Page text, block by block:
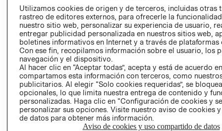
PETICIONES
QUEJAS Y
RECLAMOS
Colombia ($)
CAMBIAR REGIÓN
Utilizamos cookies de origen y de terceros, incluidas otras
rastreo de editores externos, para ofrecerle la
nuestro sitio web, personalizar su experiencia de usuario,
entregar publicidad personalizada en nuestros sitios web,
boletines informativos en Internet y a través de plataformas
Con ese fin, recopilamos información sobre el usuario, los
navegación y el dispositivo.
Al hacer clic en “Aceptar todas”, acepta y está de acuerdo
compartamos esta información con terceros, como
publicitarios. Al elegir “Solo cookies requeridas”, se
opcionales, lo que limita nuestra entrega de contenido y
personalizadas. Haga clic en “Configuración de cookies y
personalizar sus opciones. Visite nuestro aviso de cookies
de datos para obtener más información.
Aviso de cookies y uso compartido de datos